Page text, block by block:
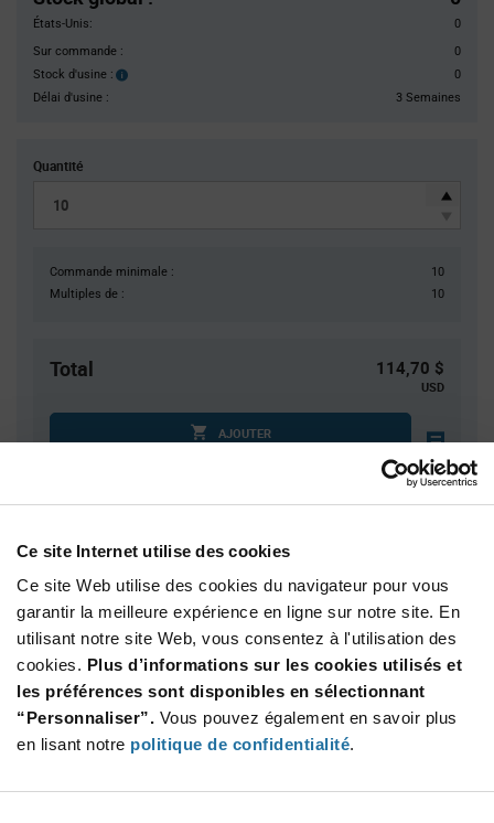
Ce site Internet utilise des cookies
Ce site Web utilise des cookies du navigateur pour vous
garantir la meilleure expérience en ligne sur notre site. En
utilisant notre site Web, vous consentez à l'utilisation des
cookies. Plus d’informations sur les cookies utilisés et
les préférences sont disponibles en sélectionnant
“Personnaliser”. Vous pouvez également en savoir plus
en lisant notre politique de confidentialité.
États-Unis:
0
Sur commande :
0
Stock d'usine :
Stock
0
Délai d'usine :
3 Semaines
Quantité
Commande minimale :
10
Multiples de :
10
Total 114,70 $
USD
AJOUTER
40
100
$11.24
150+
$11.15
Information